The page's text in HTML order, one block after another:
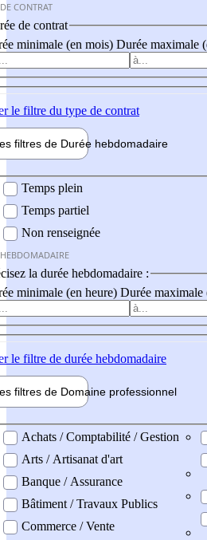
CONTRAT
de contrat
minimale (en mois) Durée maximale
le filtre du type de contrat
filtres de Durée hebdomadaire
Temps plein
Temps partiel
Non renseignée
la durée hebdomadaire :
minimale (en heure) Durée maximale
le filtre de durée hebdomadaire
filtres de Domaine professionnel
professionel
Achats / Comptabilité / Gestion
Arts / Artisanat d'art
Banque / Assurance
Bâtiment / Travaux Publics
Commerce / Vente